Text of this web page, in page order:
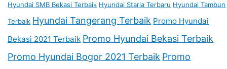
Hyundai SMB Bekasi Terbaik Hyundai Staria Terbaru Hyundai Tambun
Terbaik Hyundai Tangerang Terbaik Promo Hyundai
Bekasi 2021 Terbaik Promo Hyundai Bekasi Terbaik
Promo Hyundai Bogor 2021 Terbaik Promo